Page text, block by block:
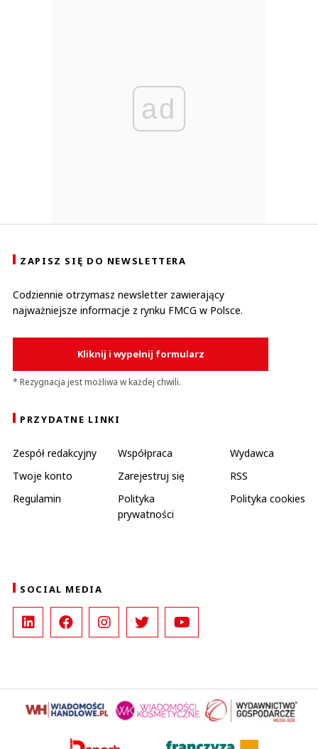
ad
ZAPISZ SIĘ DO NEWSLETTERA
Codziennie otrzymasz newsletter zawierający
najważniejsze informacje z rynku FMCG w Polsce.
Kliknij i wypełnij formularz
* Rezygnacja jest możliwa w każdej chwili.
PRZYDATNE LINKI
Zespół redakcyjny Współpraca
Wydawca
Twoje konto
Zarejestruj się
RSS
Regulamin
Polityka
prywatności
Polityka cookies
SOCIAL MEDIA